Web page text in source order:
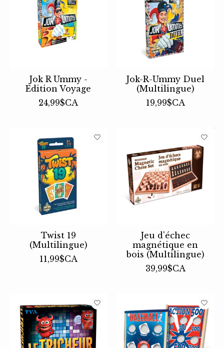
Jok R Ummy -
Edition Voyage
24,99$CA
Jok-R-Ummy Duel
(Multilingue)
19,99$CA
Twist 19
(Multilingue)
11,99$CA
Jeu d'échec
magnétique en
bois (Multilingue)
39,99$CA